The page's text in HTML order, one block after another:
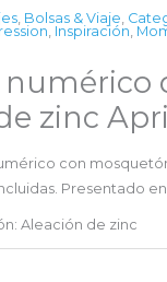
, Bolsas & Viaje,
, Inspiración,
zinc
con
Presentado
Aleación de zinc